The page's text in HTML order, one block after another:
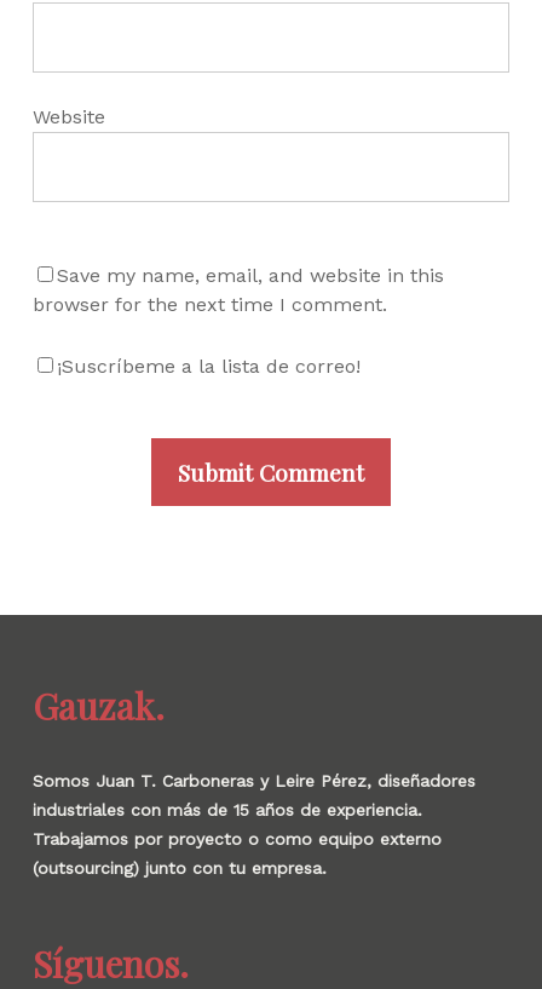
Website
Save my name, email, and website in this
browser for the next time I comment.
¡Suscríbeme a la lista de correo!
Gauzak.
Somos Juan T. Carboneras y Leire Pérez, diseñadores
industriales con más de 15 años de experiencia.
Trabajamos por proyecto o como equipo externo
(outsourcing) junto con tu empresa.
Síguenos.